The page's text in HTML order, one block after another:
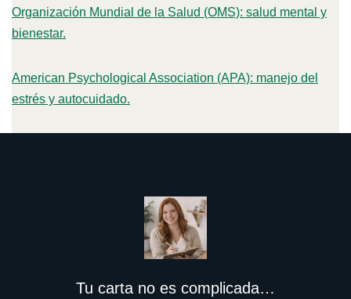
Organización Mundial de la Salud (OMS): salud mental y
bienestar.
American Psychological Association (APA): manejo del
estrés y autocuidado.
Tu carta no es complicada…